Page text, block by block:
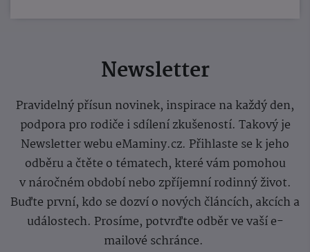
Newsletter
Pravidelný přísun novinek, inspirace na každý den,
podpora pro rodiče i sdílení zkušeností. Takový je
Newsletter webu eMaminy.cz. Přihlaste se k jeho
odběru a čtěte o tématech, které vám pomohou
v náročném období nebo zpříjemní rodinný život.
Buďte první, kdo se dozví o nových článcích, akcích a
událostech. Prosíme, potvrďte odběr ve vaší e-
mailové schránce.